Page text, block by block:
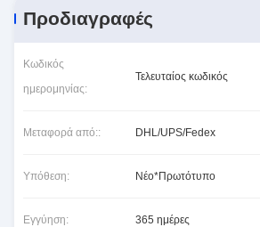
Προδιαγραφές
Κωδικός
ημερομηνίας:
Τελευταίος κωδικός
Μεταφορά από:: DHL/UPS/Fedex
Υπόθεση: Νέο*Πρωτότυπο
Εγγύηση: 365 ημέρες